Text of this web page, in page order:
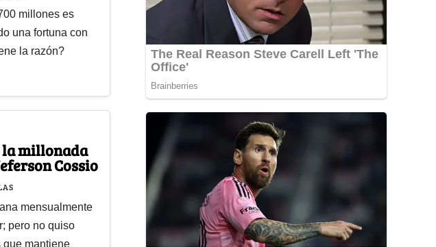
millones es
una fortuna con
la razón?
la millonada
Cossio
mensualmente
pero no quiso
que mantiene